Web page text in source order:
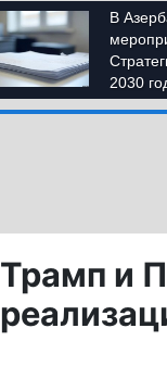
Трамп и